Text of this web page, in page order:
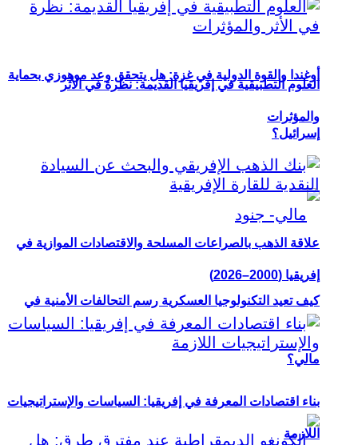
أوغندا والقوة الدولية في غزة: هل يتحقق وعد موهوزي بحماية
إسرائيل؟
كيف تعيد التكنولوجيا العسكرية رسم التحالفات الأمنية في
مالي؟
العلوم التطبيقية في إفريقيا القديمة: نظرة في الأثر
والمؤثرات
علاقة الذهب بالصراعات المسلحة والاقتصادات الموازية في
إفريقيا (2000–2026)
بناء اقتصادات المعرفة في إفريقيا: السياسات والإستراتيجيات
اللازمة